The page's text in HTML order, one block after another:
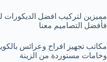
مميزين لتركيب افضل الديكورات
فأفضل التصاميم معنا
مكاتب تجهيز افراح وعرائس
وخامات مستوردة من الزينة